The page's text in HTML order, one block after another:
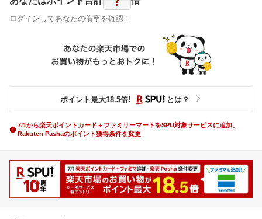
ログインしてあなたの倍率を確認！
ポイント最大18.5倍! とは？
7/1から楽天ポイントカード＋ファミリーマートをSPU対象サービスに追加、
Rakuten Pashaのポイント獲得条件を変更